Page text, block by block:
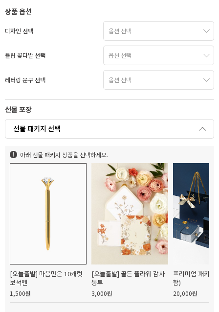
상품 옵션
디자인 선택
튤립 꽃다발 선택
레터링 문구 선택
선물 포장
선물 패키지 선택
아래 선물 패키지 상품을 선택하세요.
[오늘출발] 마음만은 10캐럿
보석펜
1,500원
[오늘출발] 골든 플라워 감사
봉투
3,000원
프리미엄 패키지
함)
20,000원